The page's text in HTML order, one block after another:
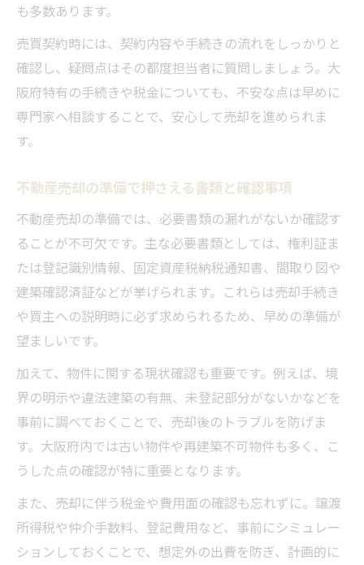
も多数あります。
売買契約時には、契約内容や手続きの流れをしっかりと
確認し、疑問点はその都度担当者に質問しましょう。大
阪府特有の手続きや税金についても、不安な点は早めに
専門家へ相談することで、安心して売却を進められま
す。
不動産売却の準備で押さえる書類と確認事項
不動産売却の準備では、必要書類の漏れがないか確認す
ることが不可欠です。主な必要書類としては、権利証ま
たは登記識別情報、固定資産税納税通知書、間取り図や
建築確認済証などが挙げられます。これらは売却手続き
や買主への説明時に必ず求められるため、早めの準備が
望ましいです。
加えて、物件に関する現状確認も重要です。例えば、境
界の明示や違法建築の有無、未登記部分がないかなどを
事前に調べておくことで、売却後のトラブルを防げま
す。大阪府内では古い物件や再建築不可物件も多く、こ
うした点の確認が特に重要となります。
また、売却に伴う税金や費用面の確認も忘れずに。譲渡
所得税や仲介手数料、登記費用など、事前にシミュレー
ションしておくことで、想定外の出費を防ぎ、計画的に